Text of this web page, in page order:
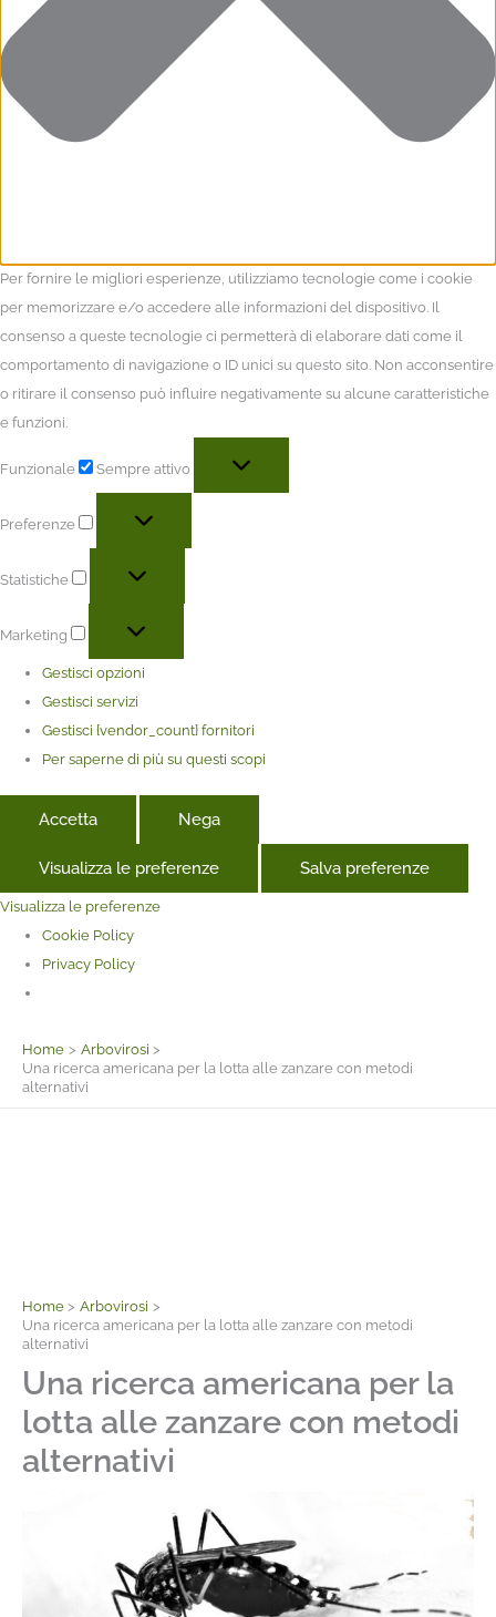
Per fornire le migliori esperienze, utilizziamo tecnologie come i cookie
per memorizzare e/o accedere alle informazioni del dispositivo. Il
consenso a queste tecnologie ci permetterà di elaborare dati come il
comportamento di navigazione o ID unici su questo sito. Non acconsentire
o ritirare il consenso può influire negativamente su alcune caratteristiche
e funzioni.
Funzionale Sempre attivo
Preferenze
Statistiche
Marketing
Gestisci opzioni
Gestisci servizi
Gestisci {vendor_count} fornitori
Per saperne di più su questi scopi
Accetta Nega
Visualizza le preferenze Salva preferenze
Visualizza le preferenze
Cookie Policy
Privacy Policy
Home
Arbovirosi
Una ricerca americana per la lotta alle zanzare con metodi
alternativi
Home
Arbovirosi
Una ricerca americana per la lotta alle zanzare con metodi
alternativi
Una ricerca americana per la
lotta alle zanzare con metodi
alternativi